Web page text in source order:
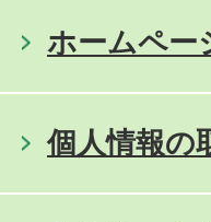
ホームペー
個人情報の